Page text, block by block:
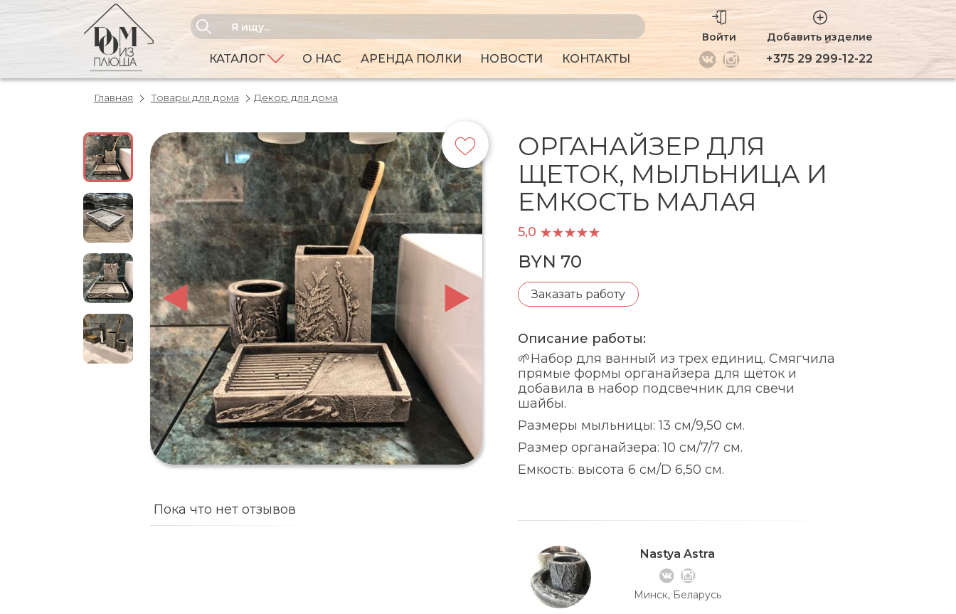
Войти Добавить изделие
КАТАЛОГ О НАС АРЕНДА ПОЛКИ НОВОСТИ КОНТАКТЫ +375 29 299-12-22
Главная Товары для дома Декор для дома
Пока что нет отзывов
ОРГАНАЙЗЕР ДЛЯ
ЩЕТОК, МЫЛЬНИЦА И
ЕМКОСТЬ МАЛАЯ
5,0
BYN 70
Заказать работу
Описание работы:
🌱Набор для ванный из трех единиц. Смягчила
прямые формы органайзера для щёток и
добавила в набор подсвечник для свечи
шайбы.
Размеры мыльницы: 13 см/9,50 см.
Размер органайзера: 10 см/7/7 см.
Емкость: высота 6 см/D 6,50 см.
Nastya Astra
Минск, Беларусь